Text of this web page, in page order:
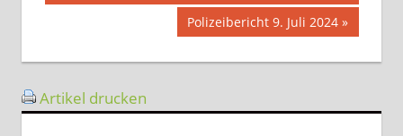
Nächster
Beitrag:
Polizeibericht 9. Juli 2024
Artikel drucken